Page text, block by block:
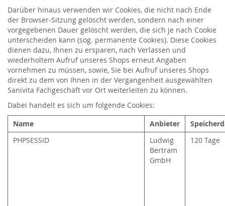
Darüber hinaus verwenden wir Cookies, die nicht nach Ende
der Browser-Sitzung gelöscht werden, sondern nach einer
vorgegebenen Dauer gelöscht werden, die sich je nach Cookie
unterscheiden kann (sog. permanente Cookies). Diese Cookies
dienen dazu, Ihnen zu ersparen, nach Verlassen und
wiederholtem Aufruf unseres Shops erneut Angaben
vornehmen zu müssen, sowie, Sie bei Aufruf unseres Shops
direkt zu dem von Ihnen in der Vergangenheit ausgewählten
Sanivita Fachgeschäft vor Ort weiterleiten zu können.
Dabei handelt es sich um folgende Cookies:
Name
Anbieter
PHPSESSID
Ludwig
Bertram
GmbH
120 Tage